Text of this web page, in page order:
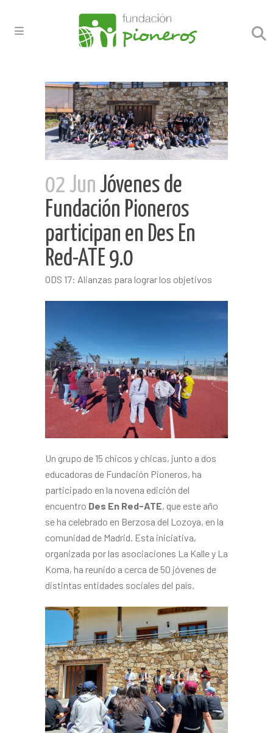
02 Jun Jóvenes de
Fundación Pioneros
participan en Des En
Red-ATE 9.0
ODS 17: Alianzas para lograr los objetivos
Un grupo de 15 chicos y chicas, junto a dos
educadoras de Fundación Pioneros, ha
participado en la novena edición del
encuentro Des En Red-ATE, que este año
se ha celebrado en Berzosa del Lozoya, en la
comunidad de Madrid. Esta iniciativa,
organizada por las asociaciones La Kalle y La
Koma, ha reunido a cerca de 50 jóvenes de
distintas entidades sociales del país.